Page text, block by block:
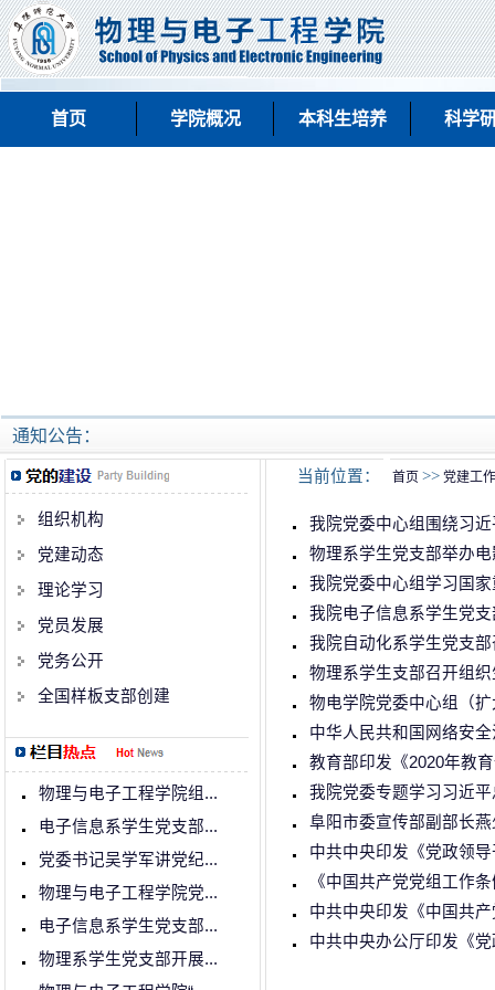
首页 学院概况 本科生培养 科学
通知公告：
组织机构
党建动态
理论学习
党员发展
党务公开
全国样板支部创建
物理与电子工程学院组...
电子信息系学生党支部...
党委书记吴学军讲党纪...
物理与电子工程学院党...
电子信息系学生党支部...
物理系学生党支部开展...
当前位置： 首页 >> 党建工作
我院党委中心组围绕习
物理系学生党支部举办
我院党委中心组学习国
我院电子信息系学生党
我院自动化系学生党支
物理系学生支部召开组
物电学院党委中心组（
中华人民共和国网络安全
教育部印发《2020年教
我院党委专题学习习近
阜阳市委宣传部副部长
中共中央印发《党政领
《中国共产党党组工作
中共中央印发《中国共
中共中央办公厅印发《